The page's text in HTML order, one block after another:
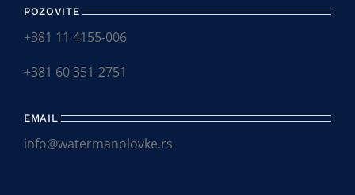
POZOVITE
+381 11 4155-006
+381 60 351-2751
EMAIL
info@watermanolovke.rs